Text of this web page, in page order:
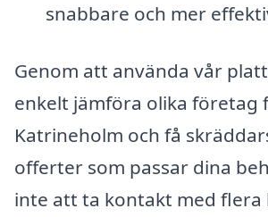
snabbare och mer
Genom att använda vår
enkelt jämföra olika företag
Katrineholm och få
offerter som passar dina
inte att ta kontakt med